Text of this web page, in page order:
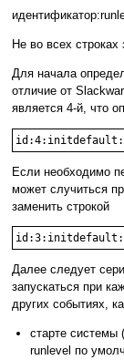
Не во всех
Для начала
отличие от
является 4-й, что
id:4:initdefault:
Если необходимо
может случиться
заменить строкой
id:3:initdefault:
Далее следует
запускаться при
других событиях,
старте системы
runlevel по